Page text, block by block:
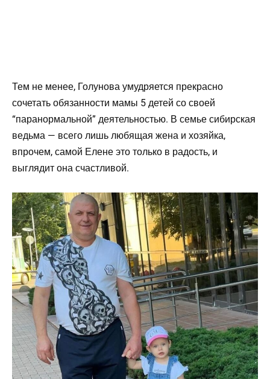
Тем не менее, Голунова умудряется прекрасно
сочетать обязанности мамы 5 детей со своей
“паранормальной” деятельностью. В семье сибирская
ведьма — всего лишь любящая жена и хозяйка,
впрочем, самой Елене это только в радость, и
выглядит она счастливой.